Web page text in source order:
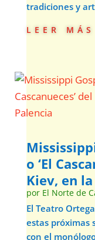
tradiciones y
leer más
o ‘El
Kiev, en
por El Norte de
El Teatro
estas próximas
con el